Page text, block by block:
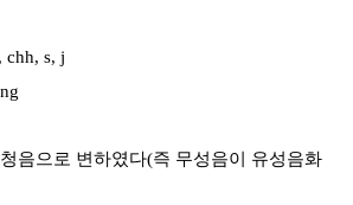
chh, s, j
음으로 변하였다(즉 무성음이 유성음화